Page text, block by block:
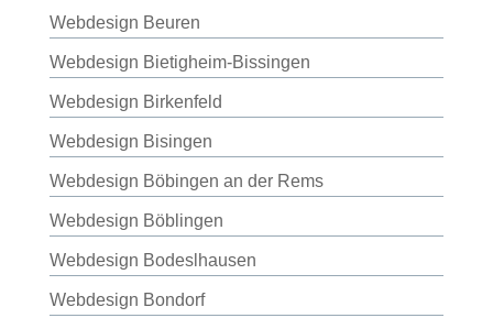
Webdesign Beuren
Webdesign Bietigheim-Bissingen
Webdesign Birkenfeld
Webdesign Bisingen
Webdesign Böbingen an der Rems
Webdesign Böblingen
Webdesign Bodeslhausen
Webdesign Bondorf